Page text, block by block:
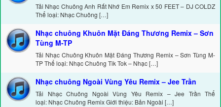
Tải Nhạc Chuông Anh Rất Nhớ Em Remix x 50 FEET – DJ COLDZ
Thể loại: Nhạc Chuông […]
Nhạc chuông Khuôn Mặt Đáng Thương Remix – Sơn
Tùng M-TP
Tải Nhạc Chuông Khuôn Mặt Đáng Thương Remix – Sơn Tùng M-
TP Thể loại: Nhạc Chuông Tik Tok – Nhạc […]
Nhạc chuông Ngoài Vùng Yêu Remix – Jee Trần
Tải Nhạc Chuông Ngoài Vùng Yêu Remix – Jee Trần Thể
loại: Nhạc Chuông Remix Giới thiệu: Bản Ngoài […]